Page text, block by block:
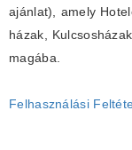
ajánlat), amely
házak,
magába.
Felhasználási